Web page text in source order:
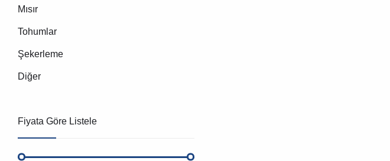
Mısır
Tohumlar
Şekerleme
Diğer
Fiyata Göre Listele